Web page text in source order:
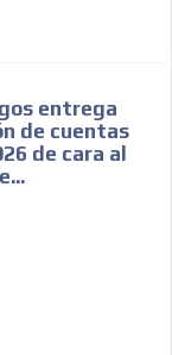
entrega
de cuentas
de cara al